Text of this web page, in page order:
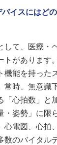
イスにはど
て、医療・
トがあります
機能を持った
常時、無意識
「心拍数」と
・姿勢」に限
心電図、心拍
数のバイタル